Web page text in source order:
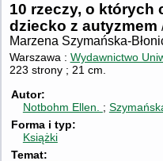
10 rzeczy, o których
dziecko z autyzmem
Marzena Szymańska-
Warszawa : Wydawnictwo
223 strony ; 21 cm.
Autor
Notbohm Ellen.
Forma i typ
Książki
Temat